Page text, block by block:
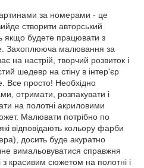
за номерами - це
створити авторський
якщо будете працювати з
Захоплююча малювання за
на настрій, творчий розвиток і
шедевр на стіну в інтер'єр
Все просто! Необхідно
отримати, розпакувати і
на полотні акриловими
Малювати потрібно по
відповідають кольору фарби
досить буде акуратно
вимальовуватися справжня
з красивим сюжетом на полотні і